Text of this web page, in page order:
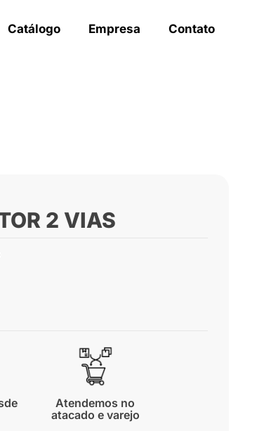
Catálogo Empresa Contato
2 VIAS
Atendemos no
atacado e varejo